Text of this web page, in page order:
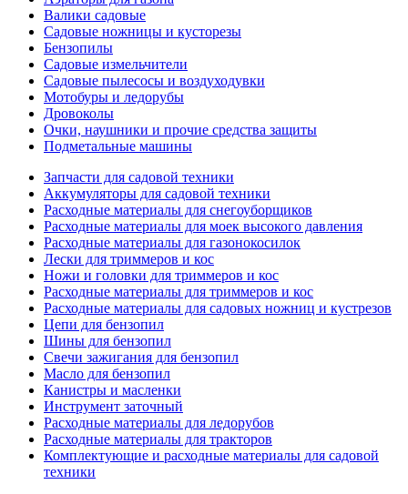
Валики садовые
Садовые ножницы и кусторезы
Бензопилы
Садовые измельчители
Садовые пылесосы и воздуходувки
Мотобуры и ледорубы
Дровоколы
Очки, наушники и прочие средства защиты
Подметальные машины
Запчасти для садовой техники
Аккумуляторы для садовой техники
Расходные материалы для снегоуборщиков
Расходные материалы для моек высокого давления
Расходные материалы для газонокосилок
Лески для триммеров и кос
Ножи и головки для триммеров и кос
Расходные материалы для триммеров и кос
Расходные материалы для садовых ножниц и кустрезов
Цепи для бензопил
Шины для бензопил
Свечи зажигания для бензопил
Масло для бензопил
Канистры и масленки
Инструмент заточный
Расходные материалы для ледорубов
Расходные материалы для тракторов
Комплектующие и расходные материалы для садовой
техники